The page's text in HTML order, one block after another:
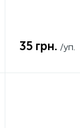
35 грн. /уп.